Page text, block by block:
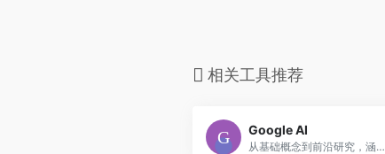
相关工具推荐
Google AI
从基础概念到前沿研究，涵盖应用案例、开发实践与责任 AI 原则，帮助你快速掌握 AI 知识与技能。